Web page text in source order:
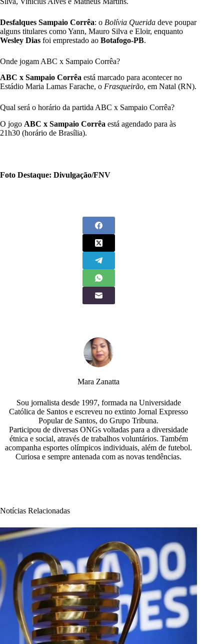
Desfalques Sampaio Corrêa: o Bolívia Querida deve poupar
alguns titulares como Yann, Mauro Silva e Eloir, enquanto
Wesley Dias foi emprestado ao Botafogo-PB.
Onde jogam ABC x Sampaio Corrêa?
ABC x Sampaio Corrêa está marcado para acontecer no
Estádio Maria Lamas Farache, o Frasqueirão, em Natal (RN).
Qual será o horário da partida ABC x Sampaio Corrêa?
O jogo ABC x Sampaio Corrêa está agendado para às
21h30 (horário de Brasília).
Foto Destaque: Divulgação/FNV
Mara Zanatta
Sou jornalista desde 1997, formada na Universidade
Católica de Santos e escreveu no extinto Jornal Expresso
Popular de Santos, do Grupo Tribuna.
Participou de diversas ONGs voltadas para a diversidade
étnica e social, através de trabalhos voluntários. Também
acompanha esportes olímpicos individuais, além de futebol.
Curiosa e sempre antenada com as novas tendências.
Notícias Relacionadas